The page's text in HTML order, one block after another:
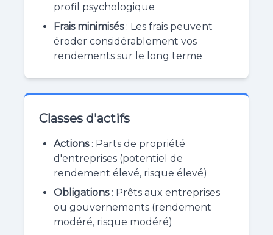
profil psychologique
Frais minimisés: Les frais peuvent
éroder considérablement vos
rendements sur le long terme
Classes d'actifs
Actions: Parts de propriété
d'entreprises (potentiel de
rendement élevé, risque élevé)
Obligations: Prêts aux entreprises
ou gouvernements (rendement
modéré, risque modéré)